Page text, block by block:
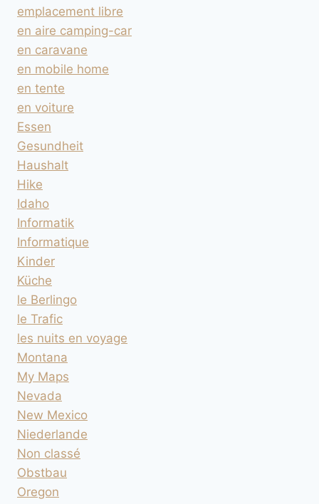
emplacement libre
en aire camping-car
en caravane
en mobile home
en tente
en voiture
Essen
Gesundheit
Haushalt
Hike
Idaho
Informatik
Informatique
Kinder
Küche
le Berlingo
le Trafic
les nuits en voyage
Montana
My Maps
Nevada
New Mexico
Niederlande
Non classé
Obstbau
Oregon